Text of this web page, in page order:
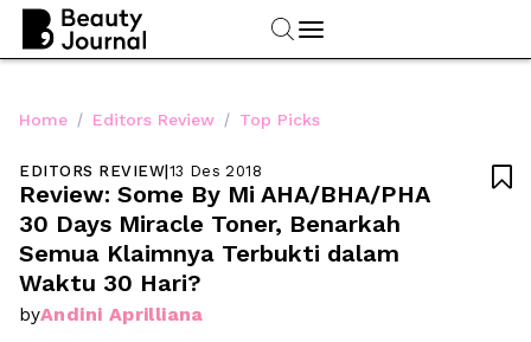
Home / Editors Review / Top Picks
EDITORS REVIEW|13 Des 2018
Review: Some By Mi AHA/BHA/PHA
30 Days Miracle Toner, Benarkah
Semua Klaimnya Terbukti dalam
Waktu 30 Hari?
byAndini Aprilliana
